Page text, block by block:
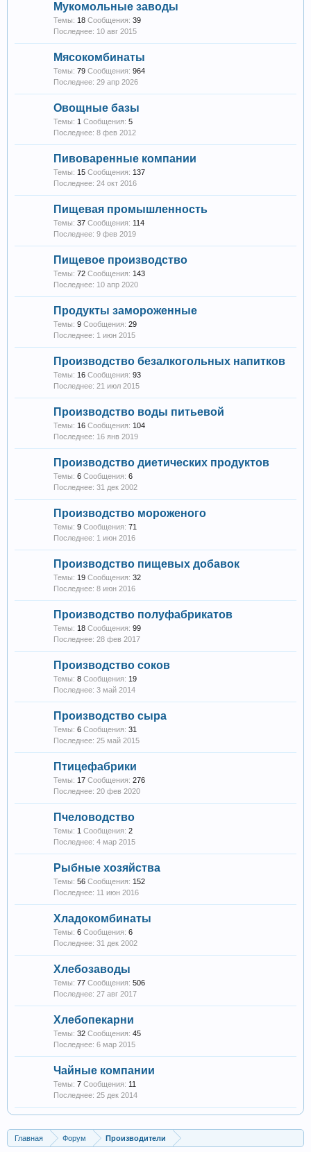
Мукомольные заводы
Темы: 18 Сообщения: 39
10 авг 2015
Мясокомбинаты
Темы: 79 Сообщения: 964
29 апр 2026
Овощные базы
Темы: 1 Сообщения: 5
8 фев 2012
Пивоваренные компании
Темы: 15 Сообщения: 137
24 окт 2016
Пищевая промышленность
Темы: 37 Сообщения: 114
9 фев 2019
Пищевое производство
Темы: 72 Сообщения: 143
10 апр 2020
Продукты замороженные
Темы: 9 Сообщения: 29
1 июн 2015
Производство безалкогольных напитков
Темы: 16 Сообщения: 93
21 июл 2015
Производство воды питьевой
Темы: 16 Сообщения: 104
16 янв 2019
Производство диетических продуктов
Темы: 6 Сообщения: 6
31 дек 2002
Производство мороженого
Темы: 9 Сообщения: 71
1 июн 2016
Производство пищевых добавок
Темы: 19 Сообщения: 32
8 июн 2016
Производство полуфабрикатов
Темы: 18 Сообщения: 99
28 фев 2017
Производство соков
Темы: 8 Сообщения: 19
3 май 2014
Производство сыра
Темы: 6 Сообщения: 31
25 май 2015
Птицефабрики
Темы: 17 Сообщения: 276
20 фев 2020
Пчеловодство
Темы: 1 Сообщения: 2
4 мар 2015
Рыбные хозяйства
Темы: 56 Сообщения: 152
11 июн 2016
Хладокомбинаты
Темы: 6 Сообщения: 6
31 дек 2002
Хлебозаводы
Темы: 77 Сообщения: 506
27 авг 2017
Хлебопекарни
Темы: 32 Сообщения: 45
6 мар 2015
Чайные компании
Темы: 7 Сообщения: 11
25 дек 2014
Главная Форум Производители